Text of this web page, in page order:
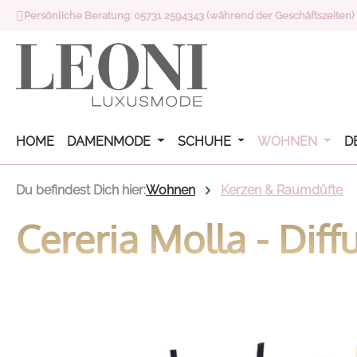
Hauptinhalt springen
Zur Suche springen
Zur Hauptnavigation springen
Persönliche Beratung: 05731 2594343 (während der Geschäftszeiten)
HOME DAMENMODE SCHUHE WOHNEN
Du befindest Dich hier:Wohnen Kerzen & Raumdüfte
Cereria Molla -